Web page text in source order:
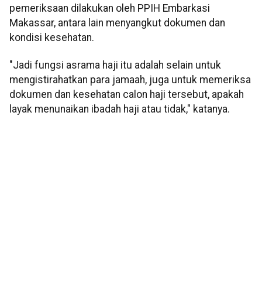
pemeriksaan dilakukan oleh PPIH Embarkasi
Makassar, antara lain menyangkut dokumen dan
kondisi kesehatan.
"Jadi fungsi asrama haji itu adalah selain untuk
mengistirahatkan para jamaah, juga untuk memeriksa
dokumen dan kesehatan calon haji tersebut, apakah
layak menunaikan ibadah haji atau tidak," katanya.